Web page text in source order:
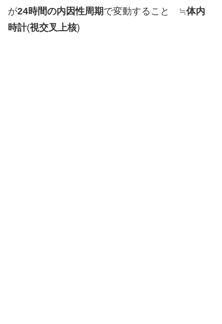
が24時間の内因性周期で変動すること ≒体内
時計(視交叉上核)